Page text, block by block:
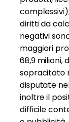
diritti da
negativi
maggiori
68,9 milioni,
sopracitato
disputate
inoltre il
difficile